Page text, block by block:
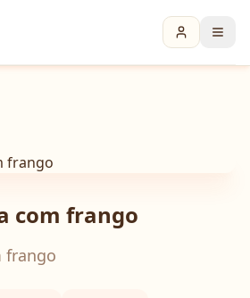
com frango
frango